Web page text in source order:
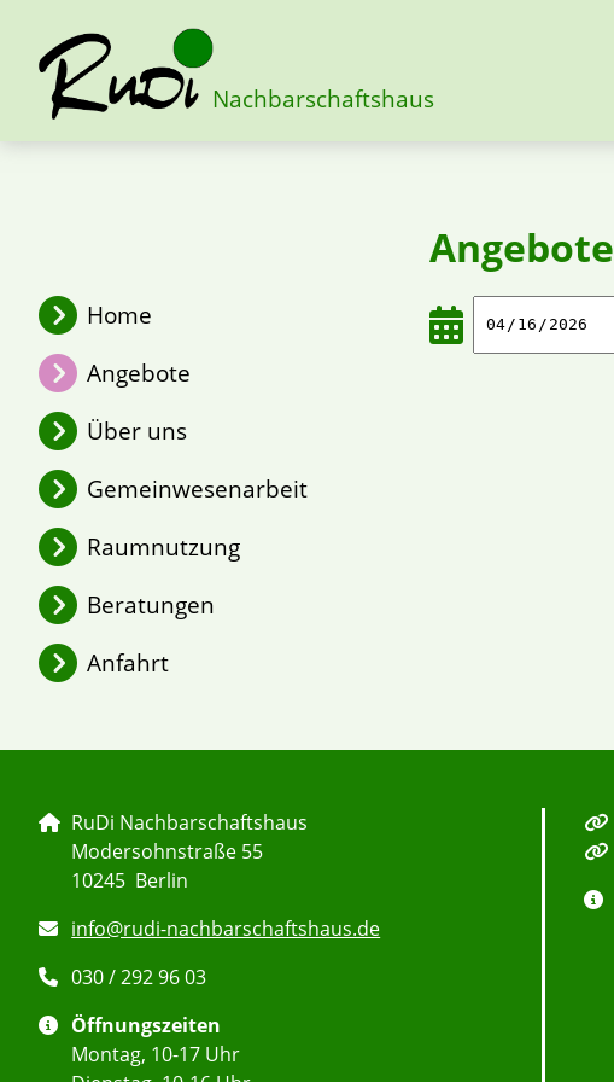
Nachbarschaftshaus
Home
Angebote
Über uns
Gemeinwesenarbeit
2026 – Jahresüberblick
Argumentationstrainings
Leihpunkt RuDi
Raumnutzung
Beratungen
Anfahrt
Angebote
RuDi Nachbarschaftshaus
Modersohnstraße 55
10245 Berlin
info@rudi-nachbarschaftshaus.de
030 / 292 96 03
Öffnungszeiten
Montag, 10-17 Uhr